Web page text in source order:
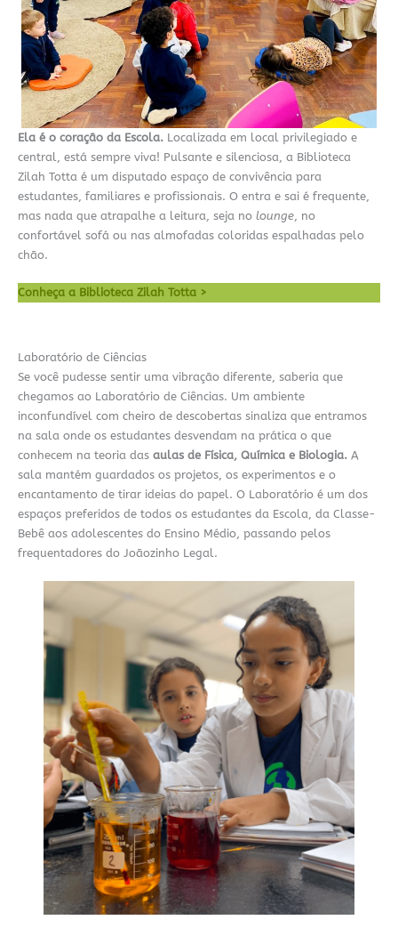
Ela é o coração da Escola. Localizada em local privilegiado e
central, está sempre viva! Pulsante e silenciosa, a Biblioteca
Zilah Totta é um disputado espaço de convivência para
estudantes, familiares e profissionais. O entra e sai é frequente,
mas nada que atrapalhe a leitura, seja no lounge , no
confortável sofá ou nas almofadas coloridas espalhadas pelo
chão.
Conheça a Biblioteca Zilah Totta >
Laboratório de Ciências
Se você pudesse sentir uma vibração diferente, saberia que
chegamos ao Laboratório de Ciências. Um ambiente
inconfundível com cheiro de descobertas sinaliza que entramos
na sala onde os estudantes desvendam na prática o que
conhecem na teoria das aulas de Física, Química e Biologia. A
sala mantém guardados os projetos, os experimentos e o
encantamento de tirar ideias do papel. O Laboratório é um dos
espaços preferidos de todos os estudantes da Escola, da Classe-
Bebê aos adolescentes do Ensino Médio, passando pelos
frequentadores do Joãozinho Legal.